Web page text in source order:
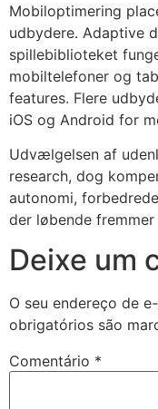
giriş
per sale
Forum
giriş
escort
giriş
Mobiloptimering
udbydere. Adaptive
spillebiblioteket
mobiltelefoner og
features. Flere
iOS og Android for
Udvælgelsen af
research, dog
autonomi,
der løbende
Deixe um
O seu endereço de
obrigatórios são
Comentário *